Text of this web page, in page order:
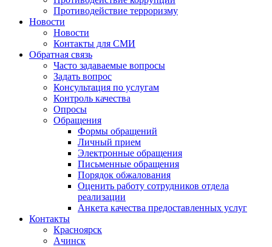
Противодействие терроризму
Новости
Новости
Контакты для СМИ
Обратная связь
Часто задаваемые вопросы
Задать вопрос
Консультация по услугам
Контроль качества
Опросы
Обращения
Формы обращений
Личный прием
Электронные обращения
Письменные обращения
Порядок обжалования
Оценить работу сотрудников отдела
реализации
Анкета качества предоставленных услуг
Контакты
Красноярск
Ачинск